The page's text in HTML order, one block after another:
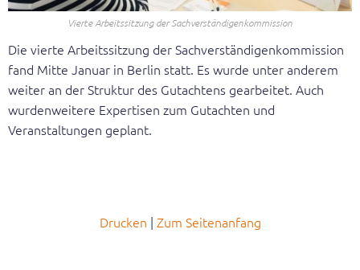
Gleichstellungsbericht
Broschüren
Themenblätter
Expertisen
Erster Gleichstellungsbericht
Vierte Arbeitssitzung der Sachverständigenkommission
Die vierte Arbeitssitzung der Sachverständigenkommission
fand Mitte Januar in Berlin statt. Es wurde unter anderem
weiter an der Struktur des Gutachtens gearbeitet. Auch
wurdenweitere Expertisen zum Gutachten und
Veranstaltungen geplant.
Drucken Zum Seitenanfang